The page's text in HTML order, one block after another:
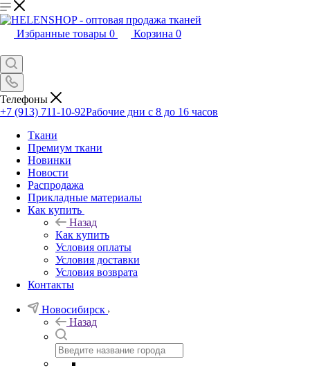
Избранные товары 0 Корзина 0
Телефоны
+7 (913) 711-10-92Рабочие дни с 8 до 16 часов
Ткани
Премиум ткани
Новинки
Новости
Распродажа
Прикладные материалы
Как купить
Назад
Как купить
Условия оплаты
Условия доставки
Условия возврата
Контакты
Новосибирск
Назад